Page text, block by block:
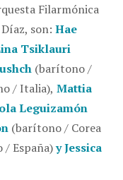
Filarmónica
son: Hae
Tsiklauri
(barítono /
/ Italia), Mattia
Leguizamón
(barítono / Corea
/ España)y Jessica